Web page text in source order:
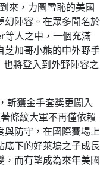
來，力圖雪恥的美國
幻陣容。在眾多聞名於
人之中，一個充滿
芝加哥小熊的中外野手
將登入到外野陣容之
斬獲金手套獎更闖入
條紋大軍不再僅依賴
防守，在國際賽場上
底下的好萊塢之子成長
而有望成為來年美國